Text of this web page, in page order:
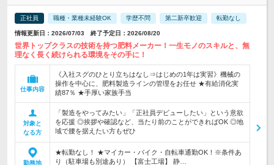
正社員 職種・業種未経験OK 学歴不問 第二新卒歓迎 転勤なし
情報更新日：2026/07/03 終了予定日：2026/08/20
世界トップクラスの技術を持つ肥料メーカー！一生モノのスキルと、無
理なく長く続けられる環境をその手に！
仕事内容
《入社スグのひとり立ちはなし⇒はじめの1年は実習》機械の
操作を中心に、肥料製造ラインの管理をお任せ ★有給消化実
績87％ ★手厚い家族手当
対象と
なる方
「製造をやってみたい」「正社員デビューしたい」という意欲
を応援 ◎挨拶や確認など、当たり前のことができればOK ◎地
域で腰を据えたい方もぜひ
勤務地
★転勤なし！ ★マイカー・バイク・自転車通勤OK！※条件あ
り（駐車場も別途あり） 【富士工場】 静…